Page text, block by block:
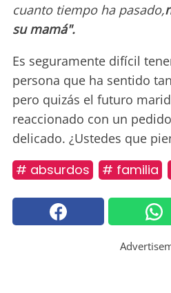
cuanto tiempo ha pasado,
su mamá".
Es seguramente difícil
persona que ha sentido
pero quizás el futuro
reaccionado con un
delicado. ¿Ustedes que
# absurdos # familia